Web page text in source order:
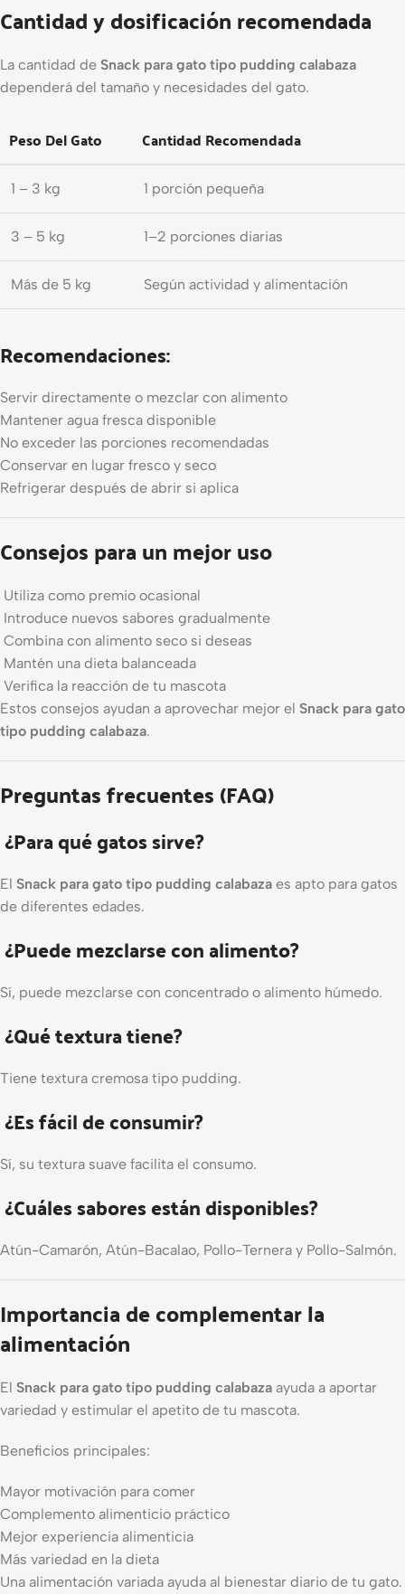
Cantidad y dosificación recomendada
La cantidad de Snack para gato tipo pudding calabaza
dependerá del tamaño y necesidades del gato.
Peso Del Gato Cantidad Recomendada
1 – 3 kg 1 porción pequeña
3 – 5 kg 1–2 porciones diarias
Más de 5 kg Según actividad y alimentación
Recomendaciones:
Servir directamente o mezclar con alimento
Mantener agua fresca disponible
No exceder las porciones recomendadas
Conservar en lugar fresco y seco
Refrigerar después de abrir si aplica
Consejos para un mejor uso
Utiliza como premio ocasional
Introduce nuevos sabores gradualmente
Combina con alimento seco si deseas
Mantén una dieta balanceada
Verifica la reacción de tu mascota
Estos consejos ayudan a aprovechar mejor el Snack para gato
tipo pudding calabaza.
Preguntas frecuentes (FAQ)
¿Para qué gatos sirve?
El Snack para gato tipo pudding calabaza es apto para gatos
de diferentes edades.
¿Puede mezclarse con alimento?
Sí, puede mezclarse con concentrado o alimento húmedo.
¿Qué textura tiene?
Tiene textura cremosa tipo pudding.
¿Es fácil de consumir?
Sí, su textura suave facilita el consumo.
¿Cuáles sabores están disponibles?
Atún-Camarón, Atún-Bacalao, Pollo-Ternera y Pollo-Salmón.
Importancia de complementar la
alimentación
El Snack para gato tipo pudding calabaza ayuda a aportar
variedad y estimular el apetito de tu mascota.
Beneficios principales:
Mayor motivación para comer
Complemento alimenticio práctico
Mejor experiencia alimenticia
Más variedad en la dieta
Una alimentación variada ayuda al bienestar diario de tu gato.